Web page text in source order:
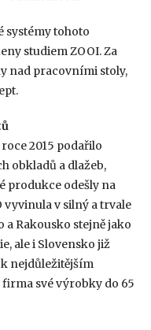
systémy tohoto
studiem ZOOI. Za
nad pracovními stoly,
roce 2015 podařilo
obkladů a dlažeb,
produkce odešly na
vyvinula v silný a trvale
Rakousko stejně jako
ale i Slovensko již
nejdůležitějším
firma své výrobky do 65